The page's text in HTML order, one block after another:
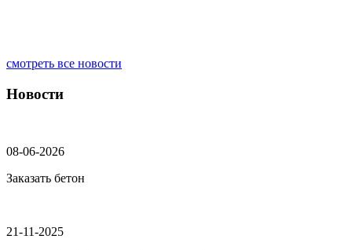
смотреть все новости
Новости
08-06-2026
Заказать бетон
21-11-2025